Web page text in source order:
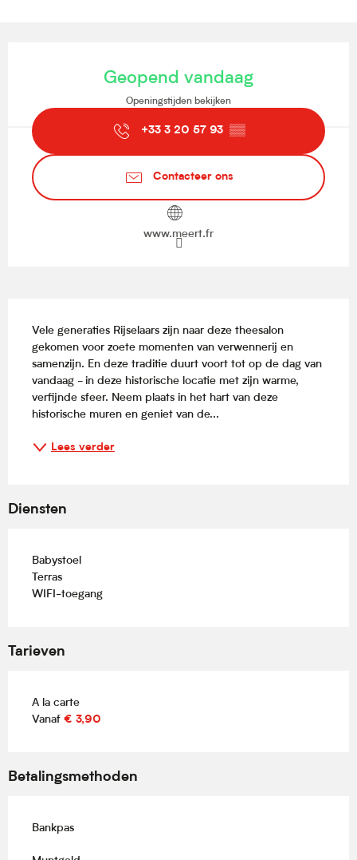
Geopend vandaag
Openingstijden bekijken
+33 3 20 57 93 ▒▒
Contacteer ons
www.meert.fr
Vele generaties Rijselaars zijn naar deze theesalon
gekomen voor zoete momenten van verwennerij en
samenzijn. En deze traditie duurt voort tot op de dag van
vandaag - in deze historische locatie met zijn warme,
verfijnde sfeer. Neem plaats in het hart van deze
historische muren en geniet van de...
Lees verder
Diensten
Babystoel
Terras
WIFI-toegang
Tarieven
A la carte
Vanaf € 3,90
Betalingsmethoden
Bankpas